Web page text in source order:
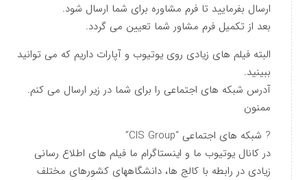
ارسال بفرمایید تا فرم مشاوره برای شما ارسال شود.
بعد از تکمیل فرم مشاور شما تعیین می گردد.
البته فیلم های زیادی روی یوتیوب و آپارات داریم که می توانید
ببینید.
آدرس شبکه های اجتماعی را برای شما در زیر ارسال می کنم.
ممنون
? شبکه های اجتماعی “CIS Group”
در کانال یوتیوب ما و اینستاگرام ما فیلم های اطلاع رسانی
زیادی در رابطه با کالج ها، دانشگاههای کشورهای مختلف